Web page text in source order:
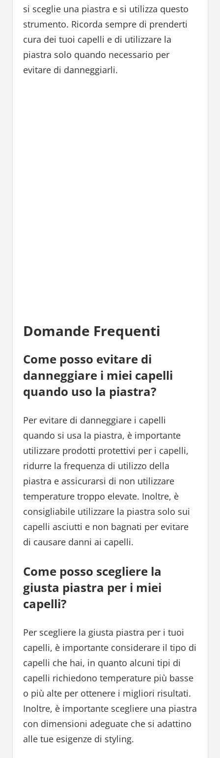
si sceglie una piastra e si utilizza questo
strumento. Ricorda sempre di prenderti
cura dei tuoi capelli e di utilizzare la
piastra solo quando necessario per
evitare di danneggiarli.
Domande Frequenti
Come posso evitare di
danneggiare i miei capelli
quando uso la piastra?
Per evitare di danneggiare i capelli
quando si usa la piastra, è importante
utilizzare prodotti protettivi per i capelli,
ridurre la frequenza di utilizzo della
piastra e assicurarsi di non utilizzare
temperature troppo elevate. Inoltre, è
consigliabile utilizzare la piastra solo sui
capelli asciutti e non bagnati per evitare
di causare danni ai capelli.
Come posso scegliere la
giusta piastra per i miei
capelli?
Per scegliere la giusta piastra per i tuoi
capelli, è importante considerare il tipo di
capelli che hai, in quanto alcuni tipi di
capelli richiedono temperature più basse
o più alte per ottenere i migliori risultati.
Inoltre, è importante scegliere una piastra
con dimensioni adeguate che si adattino
alle tue esigenze di styling.